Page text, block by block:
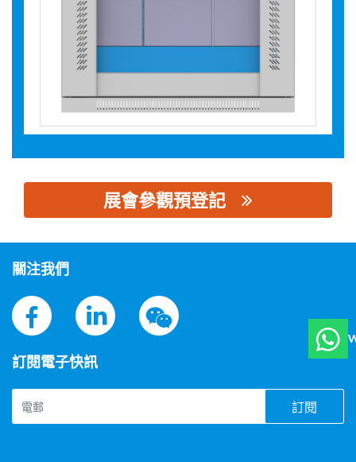
展會參觀預登記
關注我們
訂閱電子快訊
訂閱